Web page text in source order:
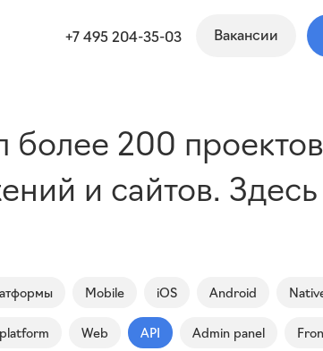
+7 495 204-35-03 Вакансии
более 200 проектов
и сайтов. Здесь
Mobile iOS Android
Web API Admin panel